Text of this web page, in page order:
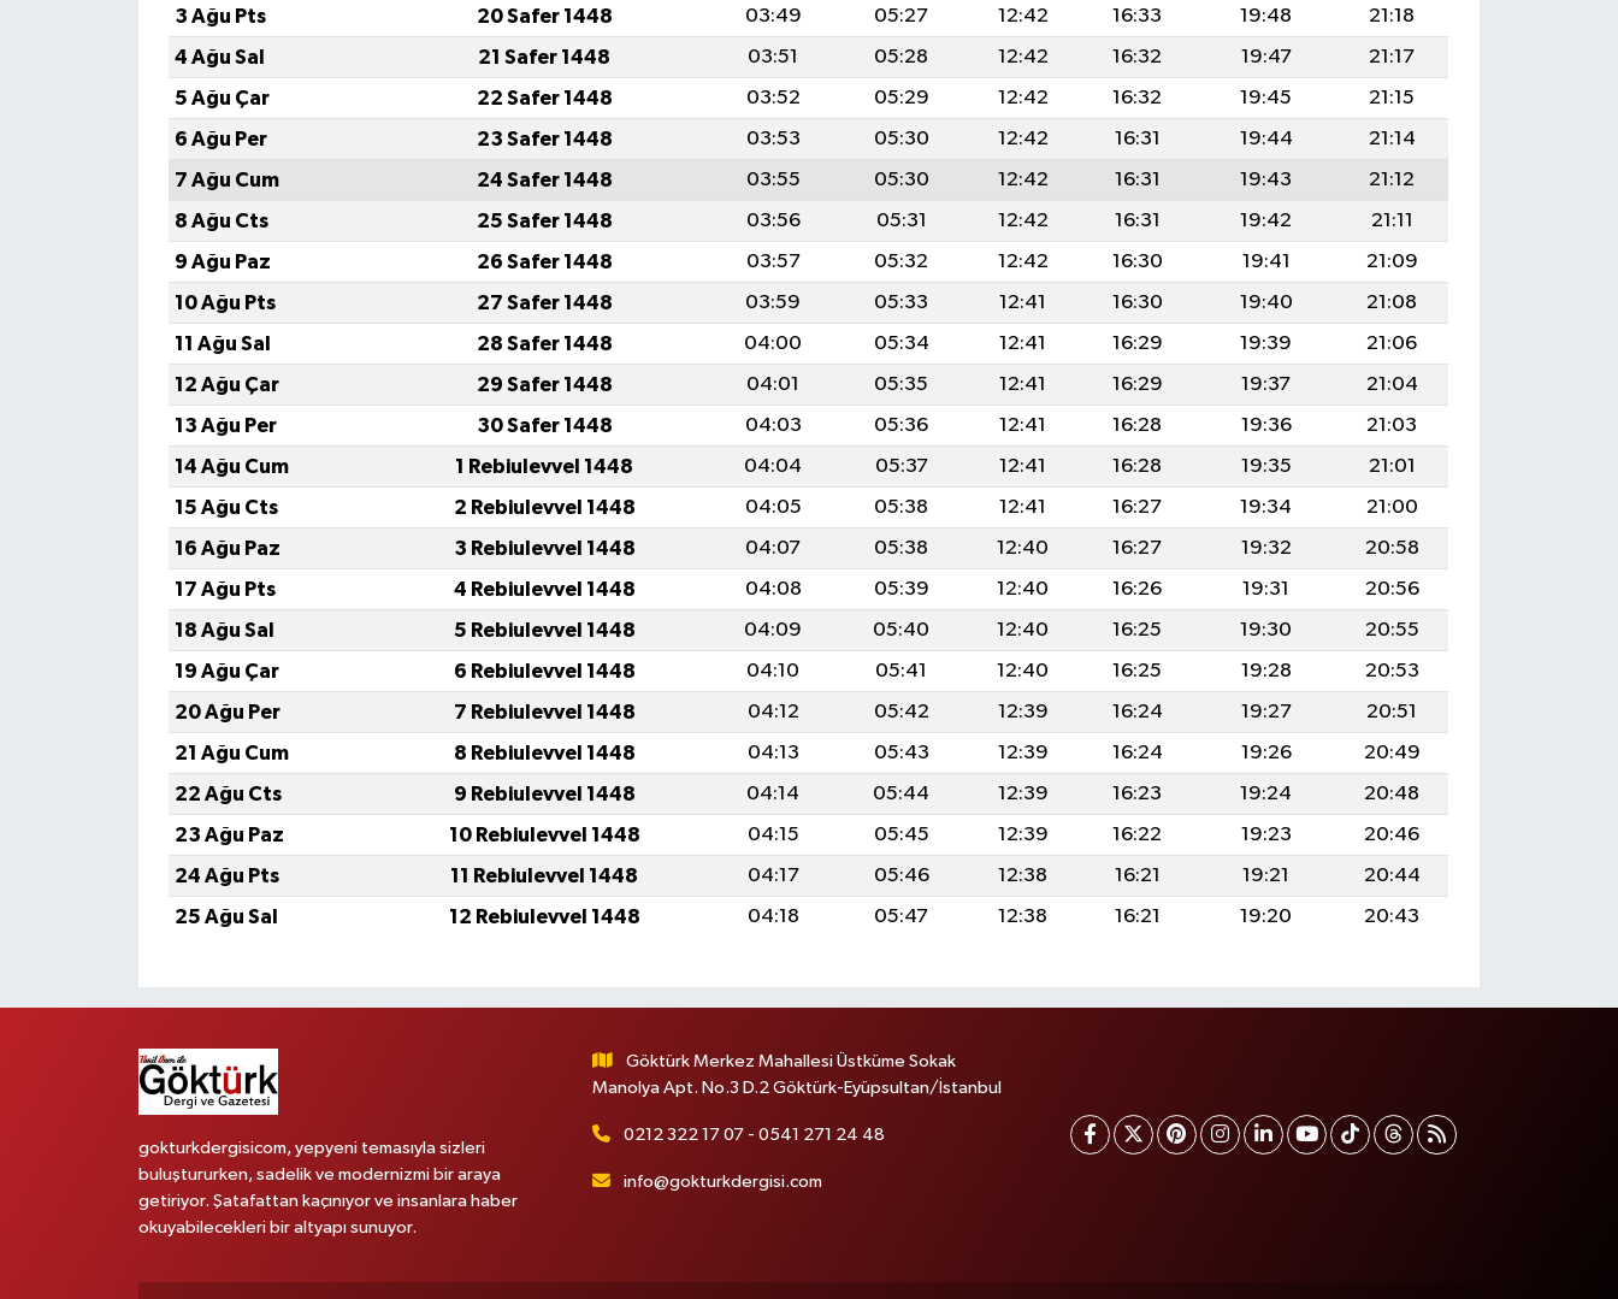
3 Ağu Pts
20 Safer 1448 03:49 05:27 12:42 16:33 19:48
21:18
4 Ağu Sal
21 Safer 1448 03:51 05:28 12:42 16:32 19:47
21:17
5 Ağu Çar
22 Safer 1448 03:52 05:29 12:42 16:32 19:45
21:15
6 Ağu Per
23 Safer 1448 03:53 05:30 12:42 16:31 19:44
21:14
7 Ağu Cum
24 Safer 1448 03:55 05:30 12:42 16:31 19:43
21:12
8 Ağu Cts
25 Safer 1448 03:56 05:31 12:42 16:31 19:42
21:11
9 Ağu Paz
26 Safer 1448 03:57 05:32 12:42 16:30 19:41
21:09
10 Ağu Pts
27 Safer 1448 03:59 05:33 12:41 16:30 19:40
21:08
11 Ağu Sal
28 Safer 1448 04:00 05:34 12:41 16:29 19:39
21:06
12 Ağu Çar
29 Safer 1448 04:01 05:35 12:41 16:29 19:37
21:04
13 Ağu Per
30 Safer 1448 04:03 05:36 12:41 16:28 19:36
21:03
14 Ağu Cum
1 Rebiulevvel 1448 04:04 05:37 12:41 16:28 19:35
21:01
15 Ağu Cts
2 Rebiulevvel 1448 04:05 05:38 12:41 16:27 19:34
21:00
16 Ağu Paz
3 Rebiulevvel 1448 04:07 05:38 12:40 16:27 19:32
20:58
17 Ağu Pts
4 Rebiulevvel 1448 04:08 05:39 12:40 16:26 19:31
20:56
18 Ağu Sal
5 Rebiulevvel 1448 04:09 05:40 12:40 16:25 19:30
20:55
19 Ağu Çar
6 Rebiulevvel 1448 04:10 05:41 12:40 16:25 19:28
20:53
20 Ağu Per
7 Rebiulevvel 1448 04:12 05:42 12:39 16:24 19:27
20:51
21 Ağu Cum
8 Rebiulevvel 1448 04:13 05:43 12:39 16:24 19:26
20:49
22 Ağu Cts
9 Rebiulevvel 1448 04:14 05:44 12:39 16:23 19:24
20:48
23 Ağu Paz
10 Rebiulevvel 1448 04:15 05:45 12:39 16:22 19:23
20:46
24 Ağu Pts
11 Rebiulevvel 1448 04:17 05:46 12:38 16:21 19:21
20:44
25 Ağu Sal
12 Rebiulevvel 1448 04:18 05:47 12:38 16:21 19:20 20:43
gokturkdergisicom, yepyeni temasıyla sizleri
buluştururken, sadelik ve modernizmi bir araya
getiriyor. Şatafattan kaçınıyor ve insanlara haber
okuyabilecekleri bir altyapı sunuyor.
Göktürk Merkez Mahallesi Üstküme Sokak
Manolya Apt. No.3 D.2 Göktürk-Eyüpsultan/İstanbul
0212 322 17 07 - 0541 271 24 48
info@gokturkdergisi.com